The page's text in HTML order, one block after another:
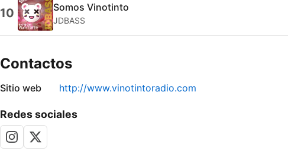
10 Somos Vinotinto
JDBASS
Contactos
Sitio web http://www.vinotintoradio.com
Redes sociales